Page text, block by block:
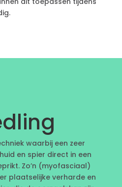
waarbij een zeer
en spier direct in een
Zo’n (myofasciaal)
plaatselijke verharde en